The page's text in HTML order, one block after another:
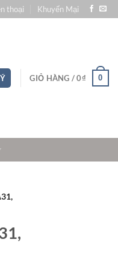
thoại Khuyến Mại
GIỎ HÀNG /0₫ 0